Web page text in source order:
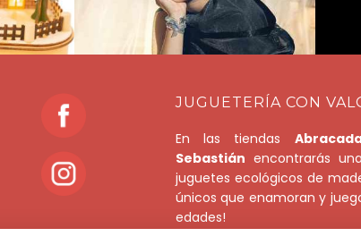
JUGUETERÍA CON
En las tiendas
Sebastián encontrarás
juguetes ecológicos de
únicos que enamoran y
edades!